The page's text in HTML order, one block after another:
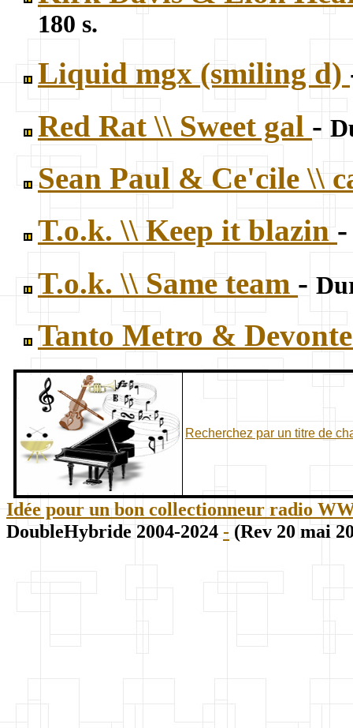
180 s.
Liquid mgx (smiling d)
Red Rat \\ Sweet gal -
Sean Paul & Ce'cile \\
T.o.k. \\ Keep it blazin
T.o.k. \\ Same team -
Tanto Metro &
Recherchez par un titre de
Idée pour un bon collectionneur radio
DoubleHybride 2004-2024 - (Rev 20 mai